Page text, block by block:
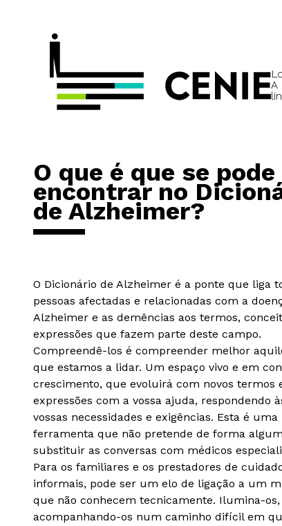
A
O que é que se pode
encontrar no
de Alzheimer?
O Dicionário de Alzheimer é a ponte que liga
pessoas afectadas e relacionadas com a
Alzheimer e as demências aos termos,
expressões que fazem parte deste campo.
Compreendê-los é compreender melhor
que estamos a lidar. Um espaço vivo e em
crescimento, que evoluirá com novos termos
expressões com a vossa ajuda, respondendo
vossas necessidades e exigências. Esta é uma
ferramenta que não pretende de forma
substituir as conversas com médicos
Para os familiares e os prestadores de
informais, pode ser um elo de ligação a um
que não conhecem tecnicamente. Ilumina-os,
acompanhando-os num caminho difícil em